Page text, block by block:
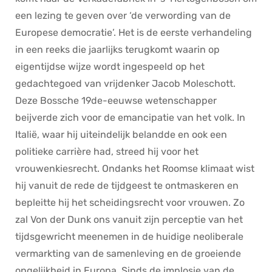
een lezing te geven over ‘de verwording van de
Europese democratie’. Het is de eerste verhandeling
in een reeks die jaarlijks terugkomt waarin op
eigentijdse wijze wordt ingespeeld op het
gedachtegoed van vrijdenker Jacob Moleschott.
Deze Bossche 19de-eeuwse wetenschapper
beijverde zich voor de emancipatie van het volk. In
Italië, waar hij uiteindelijk belandde en ook een
politieke carrière had, streed hij voor het
vrouwenkiesrecht. Ondanks het Roomse klimaat wist
hij vanuit de rede de tijdgeest te ontmaskeren en
bepleitte hij het scheidingsrecht voor vrouwen. Zo
zal Von der Dunk ons vanuit zijn perceptie van het
tijdsgewricht meenemen in de huidige neoliberale
vermarkting van de samenleving en de groeiende